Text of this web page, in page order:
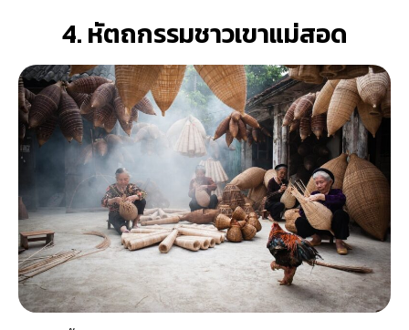
4. หัตถกรรมชาวเขาแม่สอด